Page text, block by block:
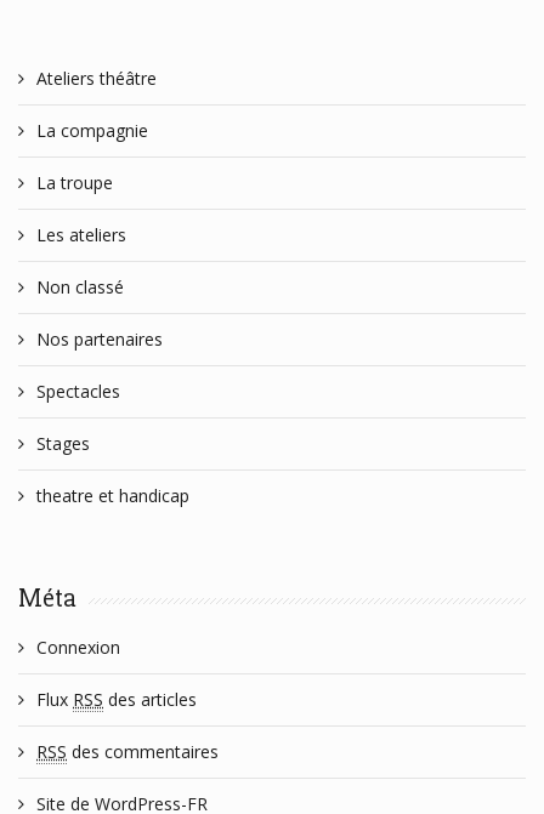
Ateliers théâtre
La compagnie
La troupe
Les ateliers
Non classé
Nos partenaires
Spectacles
Stages
theatre et handicap
Méta
Connexion
Flux RSS des articles
RSS des commentaires
Site de WordPress-FR